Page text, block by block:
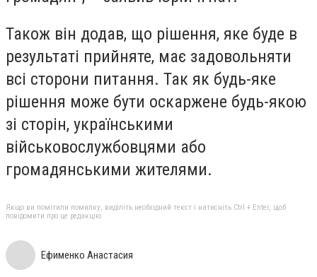
Також він додав, що рішення, яке буде в
результаті прийняте, має задовольняти
всі сторони питання. Так як будь-яке
рішення може бути оскаржене будь-якою
зі сторін, українськими
військовослужбовцями або
громадянськими жителями.
Якщо ви помітили помилку, виділіть необхідний текст і натисніть Ctrl + Enter, щоб
повідомити про це редакцію
Ефименко Анастасия